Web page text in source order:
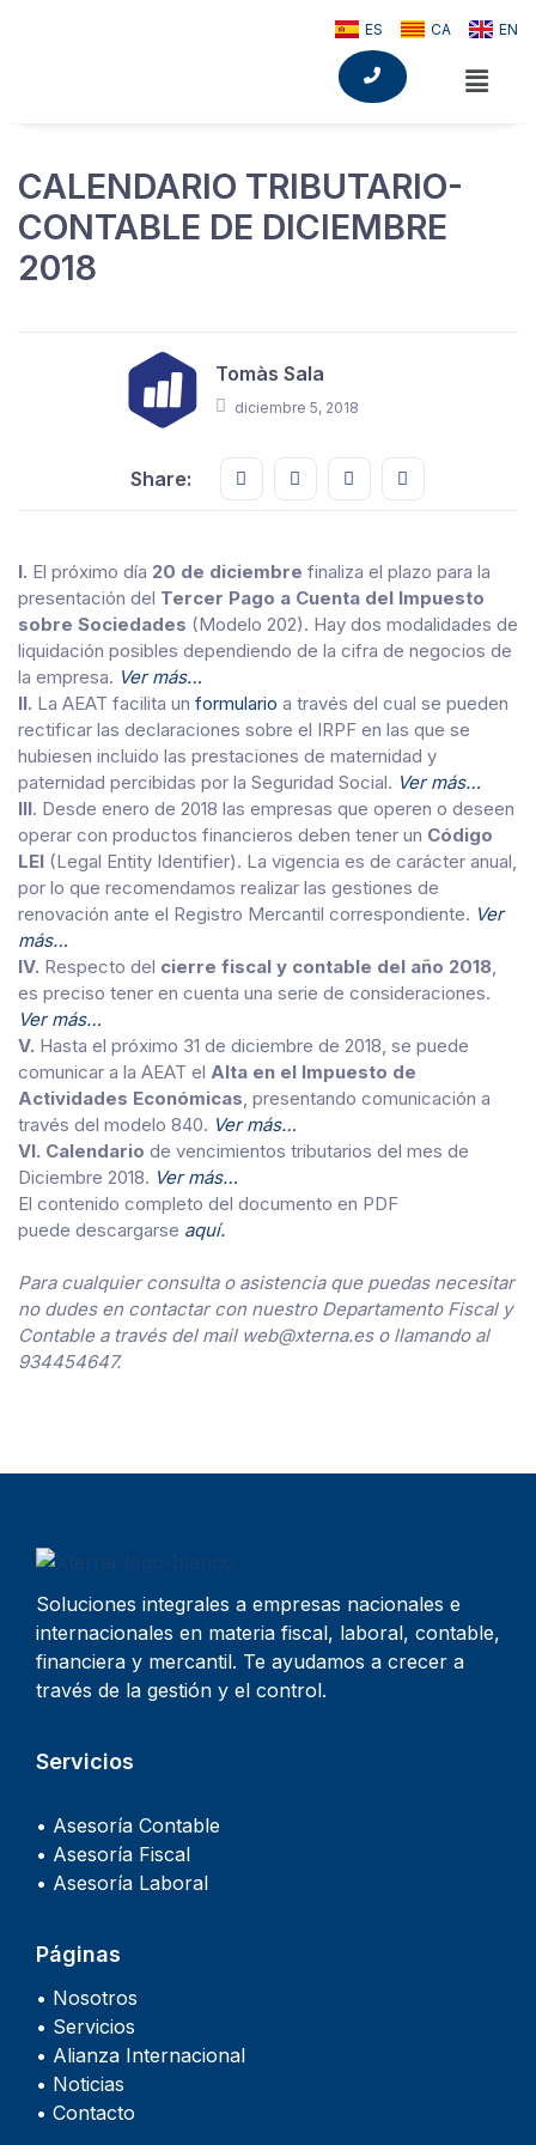
ES CA EN
CALENDARIO TRIBUTARIO-
CONTABLE DE DICIEMBRE
2018
Tomàs Sala
diciembre 5, 2018
Share: Share this on FaceBook
Share this on Twitter
Share this on GMail
Share this on
I. El próximo día 20 de diciembre finaliza el plazo para la
presentación del Tercer Pago a Cuenta del Impuesto
sobre Sociedades (Modelo 202). Hay dos modalidades de
liquidación posibles dependiendo de la cifra de negocios de
la empresa. Ver más…
II. La AEAT facilita un formulario a través del cual se pueden
rectificar las declaraciones sobre el IRPF en las que se
hubiesen incluido las prestaciones de maternidad y
paternidad percibidas por la Seguridad Social. Ver más…
III. Desde enero de 2018 las empresas que operen o deseen
operar con productos financieros deben tener un Código
LEI (Legal Entity Identifier). La vigencia es de carácter anual,
por lo que recomendamos realizar las gestiones de
renovación ante el Registro Mercantil correspondiente. Ver
más…
IV. Respecto del cierre fiscal y contable del año 2018,
es preciso tener en cuenta una serie de consideraciones.
Ver más…
V. Hasta el próximo 31 de diciembre de 2018, se puede
comunicar a la AEAT el Alta en el Impuesto de
Actividades Económicas, presentando comunicación a
través del modelo 840. Ver más…
VI. Calendario de vencimientos tributarios del mes de
Diciembre 2018. Ver más…
El contenido completo del documento en PDF
puede descargarse aquí.
Para cualquier consulta o asistencia que puedas necesitar
no dudes en contactar con nuestro Departamento Fiscal y
Contable a través del mail web@xterna.es o llamando al
934454647.
Soluciones integrales a empresas nacionales e
internacionales en materia fiscal, laboral, contable,
financiera y mercantil. Te ayudamos a crecer a
través de la gestión y el control.
Servicios
• Asesoría Contable
• Asesoría Fiscal
• Asesoría Laboral
Páginas
• Nosotros
• Servicios
• Alianza Internacional
• Noticias
• Contacto